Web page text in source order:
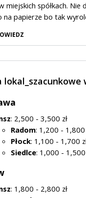
miejskich spółkach. Nie
na papierze bo tak
lokal_szacunkowe
: 2,500 - 3,500 zł
Radom: 1,200 - 1,800
Płock: 1,100 - 1,700
Siedlce: 1,000 - 1,500
: 1,800 - 2,800 zł